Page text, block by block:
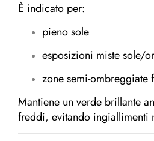
È indicato per:
pieno sole
esposizioni miste sole/
zone semi-ombreggiate
Mantiene un verde brillante
freddi, evitando ingiallimenti